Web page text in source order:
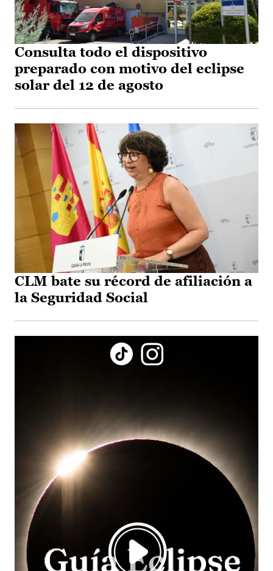
Consulta todo el dispositivo
preparado con motivo del eclipse
solar del 12 de agosto
CLM bate su récord de afiliación a
la Seguridad Social